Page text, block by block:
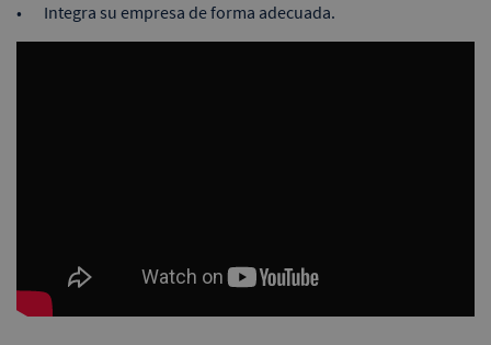
Integra su empresa de forma adecuada.